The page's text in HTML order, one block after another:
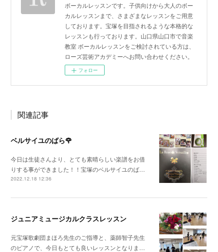
ボーカルレッスンです。子供向けから大人のボー
カルレッスンまで、さまざまなレッスンをご用意
しております。宝塚を目指されるような本格的な
レッスンも行っております。山口県山口市で音楽
教室 ボーカルレッスンをご検討されている方は、
ローズ芸術アカデミーへお問い合わせください。
フォロー
関連記事
ベルサイユのばら🌹
今日は生徒さんより、とても素晴らしい楽譜をお借
りする事ができました！！宝塚のベルサイユのば…
2022.12.18 12:36
ジュニアミュージカルクラスレッスン
元宝塚歌劇団まほろ先生のご指導と、薬師智子先生
のピアノで、今日もとても良いレッスンとなりま…